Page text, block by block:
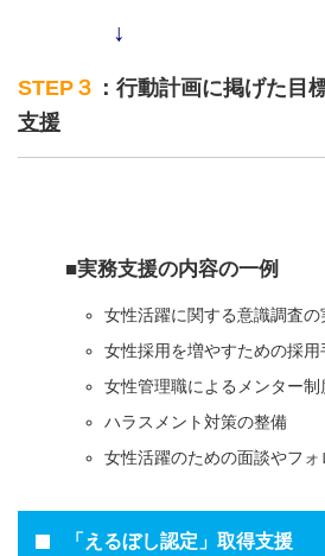
↓
STEP３ ：行動計画に掲げた目
支援
■実務支援の内容の一例
女性活躍に関する意識調査の
女性採用を増やすための採用
女性管理職によるメンター制
ハラスメント対策の整備
女性活躍のための面談やフ
「えるぼし認定」取得支援